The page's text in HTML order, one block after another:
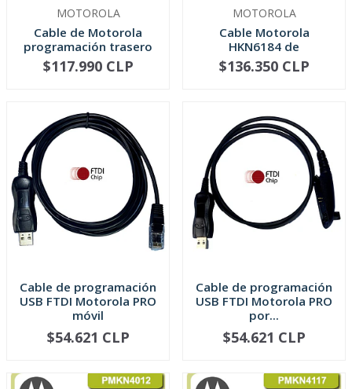
MOTOROLA
Cable de Motorola
programación trasero
serie DE...
+
$117.990 CLP
MOTOROLA
Cable Motorola
HKN6184 de
programación frontal
...
+
$136.350 CLP
Cable de programación
USB FTDI Motorola PRO
móvil
+
$54.621 CLP
Cable de programación
USB FTDI Motorola PRO
por...
+
$54.621 CLP